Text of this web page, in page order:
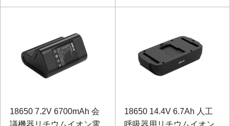
18650 7.2V 6700mAh 会
議機器リチウムイオン電
18650 14.4V 6.7Ah 人工
呼吸器用リチウムイオン